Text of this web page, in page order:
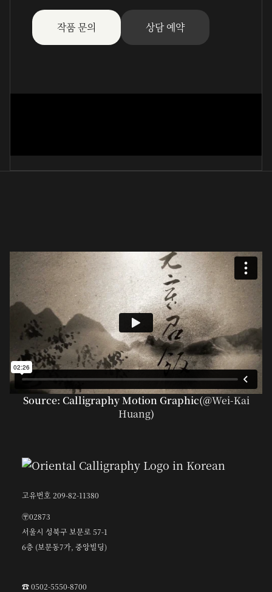
작품 문의 상담 예약
Source: Calligraphy Motion Graphic(@Wei-Kai
Huang)
고유번호 209-82-11380
〶02873
서울시 성북구 보문로 57-1
6층 (보문동7가, 중앙빌딩)
☎︎ 0502-5550-8700